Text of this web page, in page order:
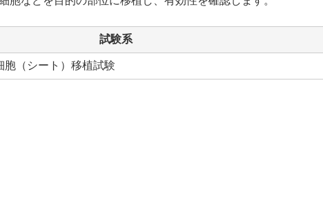
試験系
胞（シート）移植試験